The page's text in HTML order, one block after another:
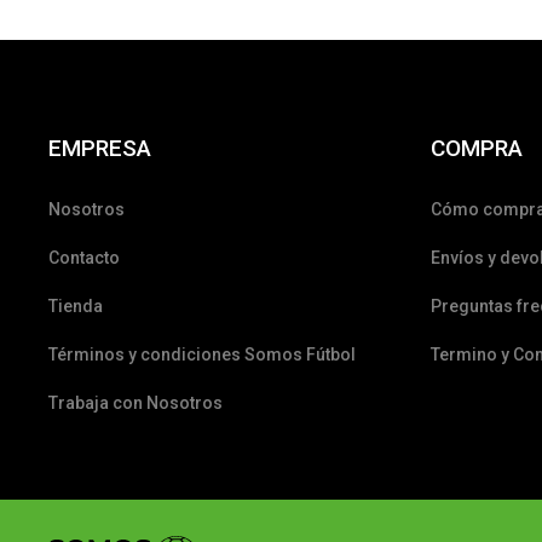
EMPRESA
Nosotros
Contacto
Tienda
Términos y condiciones Somos Fútbol
Trabaja con Nosotros
COMPRA
Cómo
Envíos y
Preguntas
Termino y